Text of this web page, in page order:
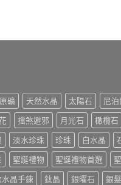
原礦 天然水晶 太陽石
尼泊
擋煞避邪 月光石 橄欖石
淡水珍珠 珍珠 白水晶
聖誕禮物 聖誕禮物首選
晶手鍊 鈦晶 銀曜石 銀